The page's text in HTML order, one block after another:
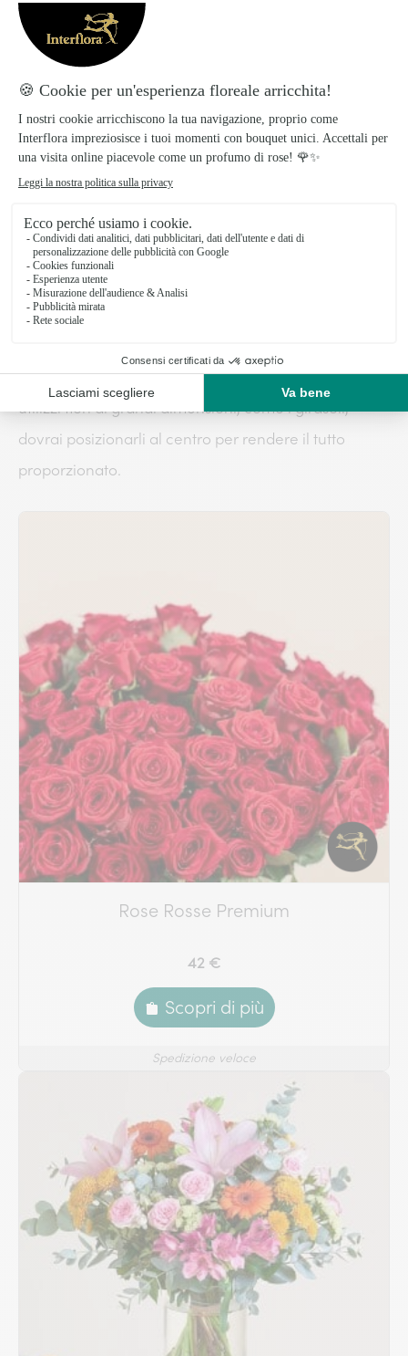
Creazione della composizione
Taglia i fiori per composizioni tutti alla stessa
nel caso delle rose. Crea la forma che più ti aggrada,
dopodiché aggiungi delle decorazioni in modo
proporzionato, senza dimenticare che il focus
principale sono i fiori.
Inizia dal centro e infila altri fiori, ma ricorda che se
utilizzi fiori di grandi dimensioni, come i girasoli,
dovrai posizionarli al centro per rendere il tutto
proporzionato.
Rose Rosse Premium
42 €
Scopri di più
Spedizione veloce